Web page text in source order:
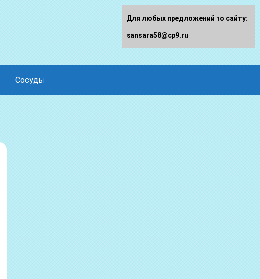
Сосуды
Для любых предложений по сайту:
sansara58@cp9.ru